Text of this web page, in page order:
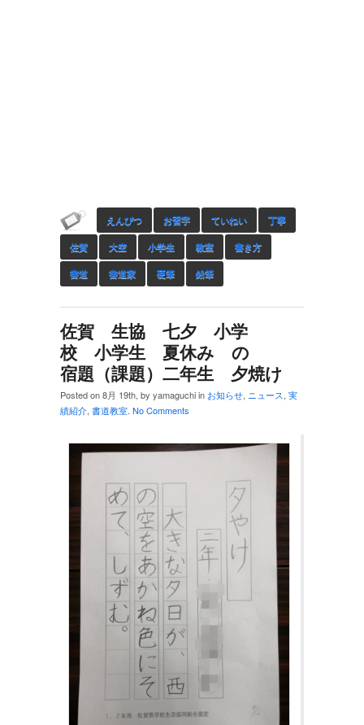
えんぴつ お習字 ていねい 丁寧
佐賀 大空 小学生 教室 書き方
書道 書道家 硬筆 鉛筆
佐賀 生協 七夕 小学
校 小学生 夏休み の
宿題（課題）二年生 夕焼け
Posted on 8月 19th, by yamaguchi in お知らせ, ニュース, 実
績紹介, 書道教室. No Comments